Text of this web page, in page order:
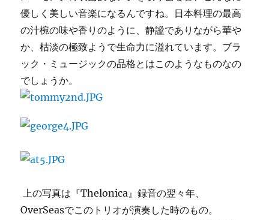
優しく美しい音楽になるんですね。日本料理の最高
の汁椀の味や香りのように、静謐でありながら華や
か、枯淡の極致ようで生命力に溢れています。ブラ
ック・ミュージックの品格とはこのようなものなの
でしょうか。
上の写真は『Thelonica』録音の翌々年、
OverSeasでこのトリオが演奏した時のもの。